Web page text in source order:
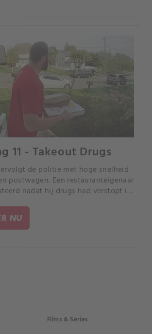
11 - Takeout Drugs
de politie met hoge snelheid
postwagen. Een restauranteigenaar
nadat hij drugs had verstopt in
NU
Films & Series